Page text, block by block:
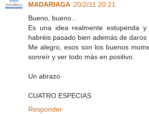
MADARIAGA 20/2/11 20:21
Bueno, bueno...
Es una idea realmente estupenda
habréis pasado bien además de daros
Me alegro, esos son los buenos
sonreír y ver todo más en positivo.
Un abrazo
CUATRO ESPECIAS
Responder